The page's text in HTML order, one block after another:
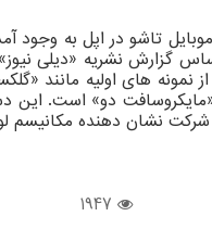
موبایل تاشو در اپل به
نشریه «دیلی
نمونه های اولیه
دو» است.
نشان دهنده مکانیسم
1947